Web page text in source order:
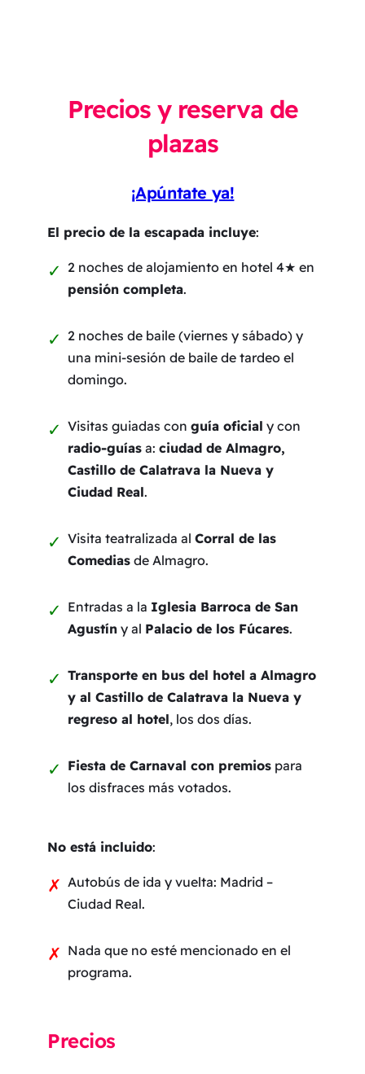
Precios y reserva de
plazas
¡Apúntate ya!
El precio de la escapada incluye:
2 noches de alojamiento en hotel 4★ en
pensión completa.
2 noches de baile (viernes y sábado) y
una mini-sesión de baile de tardeo el
domingo.
Visitas guiadas con guía oficial y con
radio-guías a: ciudad de Almagro,
Castillo de Calatrava la Nueva y
Ciudad Real.
Visita teatralizada al Corral de las
Comedias de Almagro.
Entradas a la Iglesia Barroca de San
Agustín y al Palacio de los Fúcares.
Transporte en bus del hotel a Almagro
y al Castillo de Calatrava la Nueva y
regreso al hotel, los dos días.
Fiesta de Carnaval con premios para
los disfraces más votados.
No está incluido:
Autobús de ida y vuelta: Madrid –
Ciudad Real.
Nada que no esté mencionado en el
programa.
Precios